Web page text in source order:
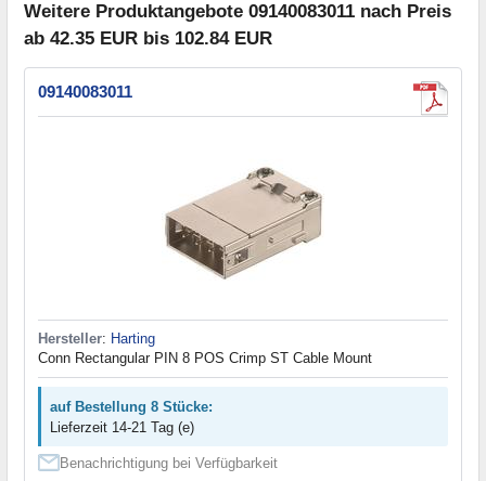
Weitere Produktangebote 09140083011 nach Preis
ab 42.35 EUR bis 102.84 EUR
09140083011
Hersteller: Harting
Conn Rectangular PIN 8 POS Crimp ST Cable Mount
auf Bestellung 8 Stücke:
Lieferzeit 14-21 Tag (e)
Benachrichtigung bei Verfügbarkeit